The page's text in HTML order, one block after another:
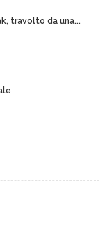
travolto da una...